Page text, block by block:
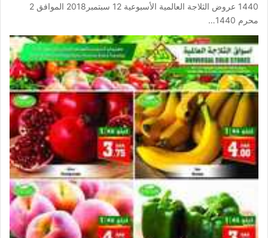
1440 عروض الثلاجة العالمية الأسبوعية 12 سبتمبر2018 الموافق 2
محرم 1440…